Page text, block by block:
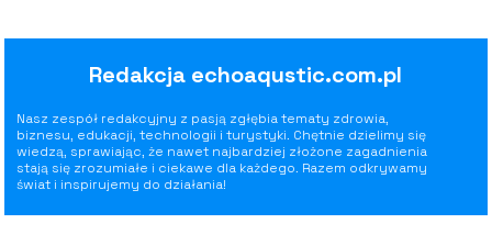
Redakcja echoaqustic.com.pl
Nasz zespół redakcyjny z pasją zgłębia tematy zdrowia,
biznesu, edukacji, technologii i turystyki. Chętnie dzielimy się
wiedzą, sprawiając, że nawet najbardziej złożone zagadnienia
stają się zrozumiałe i ciekawe dla każdego. Razem odkrywamy
świat i inspirujemy do działania!